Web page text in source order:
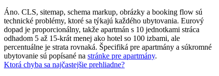
Áno. CLS, sitemap, schema markup, obrázky a booking flow sú
technické problémy, ktoré sa týkajú každého ubytovania. Eurový
dopad je proporcionálny, takže apartmán s 10 jednotkami stráca
odhadom 5 až 15-krát menej ako hotel so 100 izbami, ale
percentuálne je strata rovnaká. Špecifiká pre apartmány a súkromné
ubytovanie sú popísané na stránke pre apartmány.
Ktorá chyba sa najčastejšie prehliadne?